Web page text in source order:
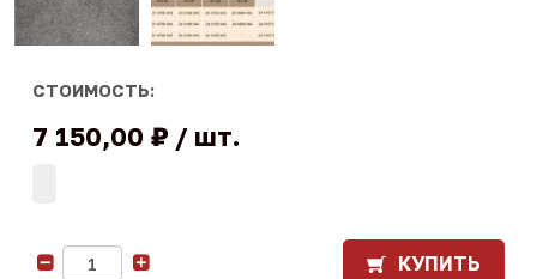
СТОИМОСТЬ:
7 150,00 ₽ шт.
КУПИТЬ